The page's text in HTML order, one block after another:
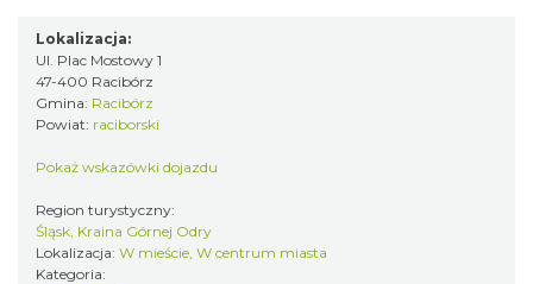
Lokalizacja:
Ul. Plac Mostowy 1
47-400 Racibórz
Gmina: Racibórz
Powiat: raciborski
Pokaż wskazówki dojazdu
Region turystyczny:
Śląsk, Kraina Górnej Odry
Lokalizacja: W mieście, W centrum miasta
Kategoria: